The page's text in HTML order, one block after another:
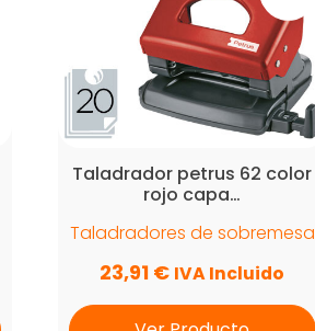
Taladrador petrus 62 color
rojo capa…
Taladradores de sobremesa
23,91 € IVA Incluido